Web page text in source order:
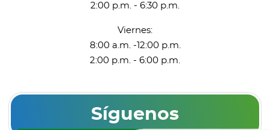
2:00 p.m. - 6:30 p.m.
Viernes:
8:00 a.m. -12:00 p.m.
2:00 p.m. - 6:00 p.m.
Síguenos